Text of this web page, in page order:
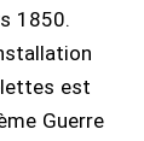
1850.
est
Guerre